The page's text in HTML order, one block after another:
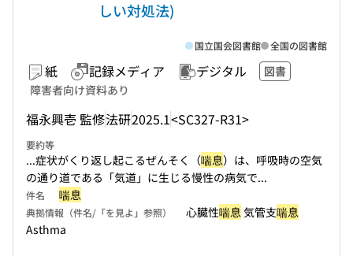
しい対処法)
紙 記録メディア デジタル
図書
障害者向け資料あり
福永興壱 監修法研2025.1<SC327-R31>
国立国会図書館 全国の図書館
要約等
...症状がくり返し起こるぜんそく（喘息）は、呼吸時の空気
の通り道である「気道」に生じる慢性の病気で...
件名 喘息
典拠情報（件名/「を見よ」参照） 心臓性喘息気管支喘息
Asthma